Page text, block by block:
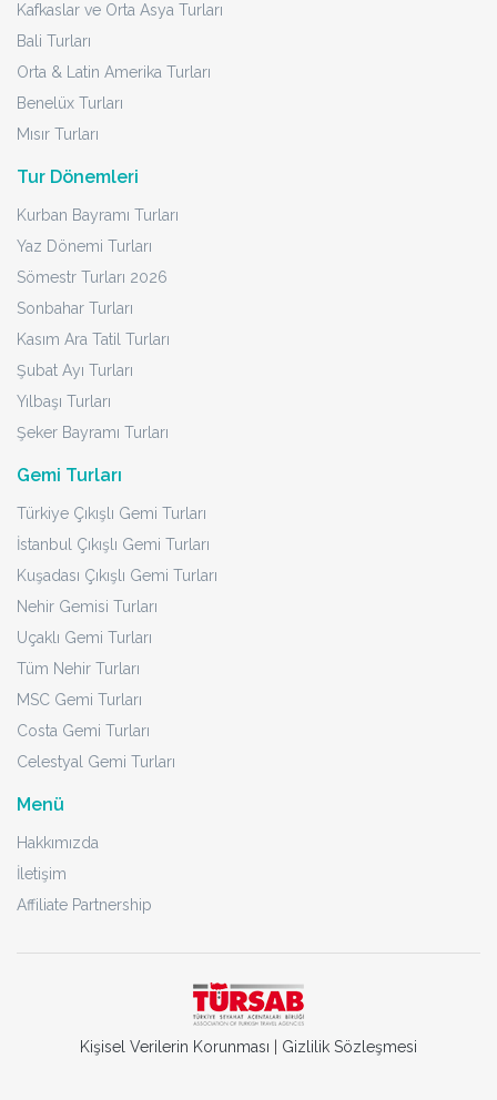
Kafkaslar ve Orta Asya Turları
Bali Turları
Orta & Latin Amerika Turları
Benelüx Turları
Mısır Turları
Tur Dönemleri
Kurban Bayramı Turları
Yaz Dönemi Turları
Sömestr Turları 2026
Sonbahar Turları
Kasım Ara Tatil Turları
Şubat Ayı Turları
Yılbaşı Turları
Şeker Bayramı Turları
Gemi Turları
Türkiye Çıkışlı Gemi Turları
İstanbul Çıkışlı Gemi Turları
Kuşadası Çıkışlı Gemi Turları
Nehir Gemisi Turları
Uçaklı Gemi Turları
Tüm Nehir Turları
MSC Gemi Turları
Costa Gemi Turları
Celestyal Gemi Turları
Menü
Hakkımızda
İletişim
Affiliate Partnership
Kişisel Verilerin Korunması Gizlilik Sözleşmesi